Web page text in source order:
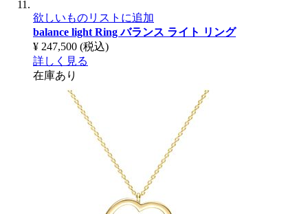
欲しいものリストに追加
balance light Ringバランス ライト リング
¥ 247,500 (税込)
詳しく見る
在庫あり